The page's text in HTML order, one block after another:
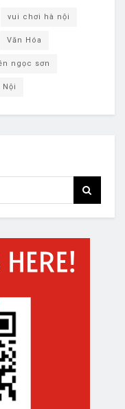
vui chơi hà nội
Văn Hóa
ngọc sơn